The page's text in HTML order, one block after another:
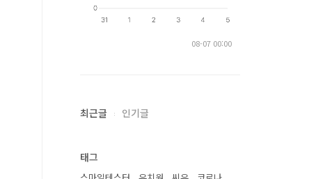
08-07 00:00
최근글 인기글
태그